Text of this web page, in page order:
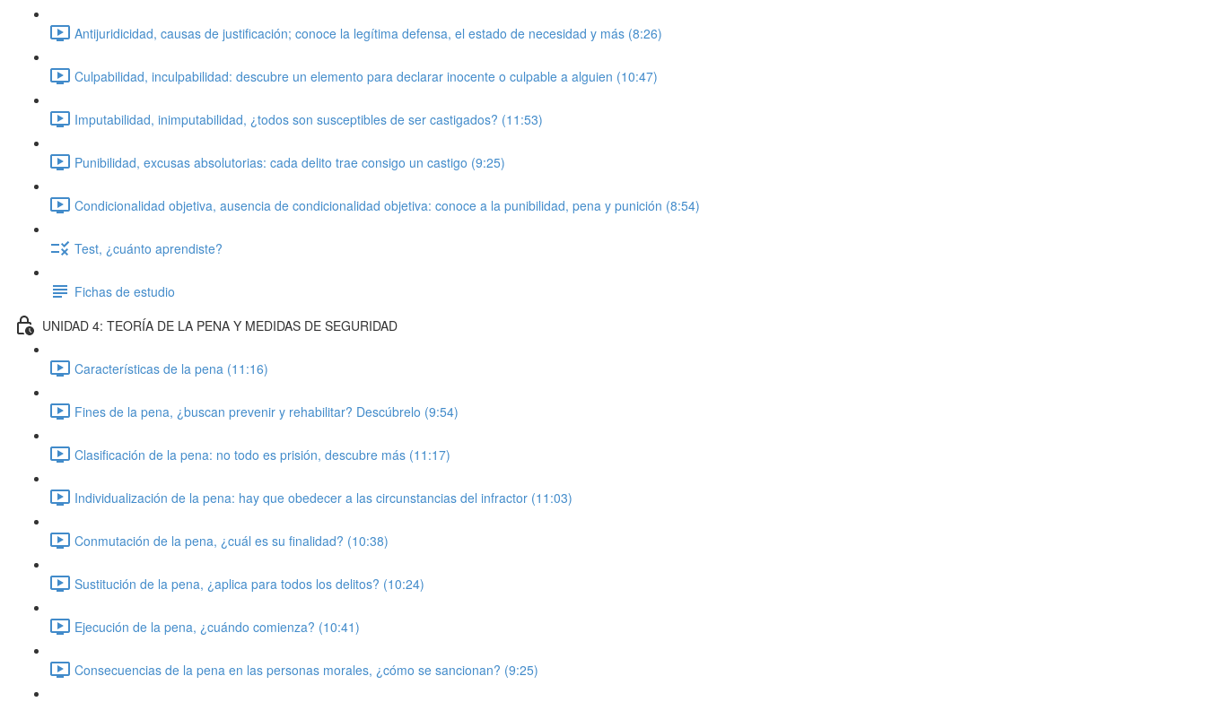
Antijuridicidad, causas de justificación; conoce la legítima defensa, el estado de necesidad y más (8:26)
Culpabilidad, inculpabilidad: descubre un elemento para declarar inocente o culpable a alguien (10:47)
Imputabilidad, inimputabilidad, ¿todos son susceptibles de ser castigados? (11:53)
Punibilidad, excusas absolutorias: cada delito trae consigo un castigo (9:25)
Condicionalidad objetiva, ausencia de condicionalidad objetiva: conoce a la punibilidad, pena y punición (8:54)
Test, ¿cuánto aprendiste?
Fichas de estudio
UNIDAD 4: TEORÍA DE LA PENA Y MEDIDAS DE SEGURIDAD
Características de la pena (11:16)
Fines de la pena, ¿buscan prevenir y rehabilitar? Descúbrelo (9:54)
Clasificación de la pena: no todo es prisión, descubre más (11:17)
Individualización de la pena: hay que obedecer a las circunstancias del infractor (11:03)
Conmutación de la pena, ¿cuál es su finalidad? (10:38)
Sustitución de la pena, ¿aplica para todos los delitos? (10:24)
Ejecución de la pena, ¿cuándo comienza? (10:41)
Consecuencias de la pena en las personas morales, ¿cómo se sancionan? (9:25)